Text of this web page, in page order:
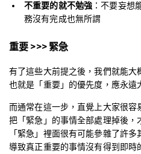
不重要的就不勉強 ：不要妄想
務沒有完成也無所謂
重要 >>> 緊急
有了這些大前提之後，我們就能大
也就是「重要」的優先度，應永遠
而通常在這一步，直覺上大家很
把「緊急」的事情全部處理掉後
「緊急」裡面很有可能參雜了許
導致真正重要的事情沒有得到即時